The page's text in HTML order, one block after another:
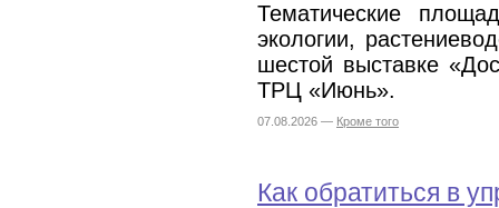
Тематические
экологии,
шестой выставке
ТРЦ «Июнь».
07.08.2026 — Кроме того
Как обратиться в